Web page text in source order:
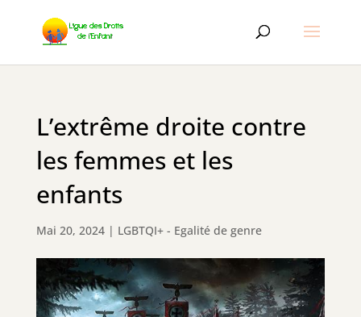
L’extrême droite contre
les femmes et les
enfants
Mai 20, 2024| LGBTQI+ - Egalité de genre